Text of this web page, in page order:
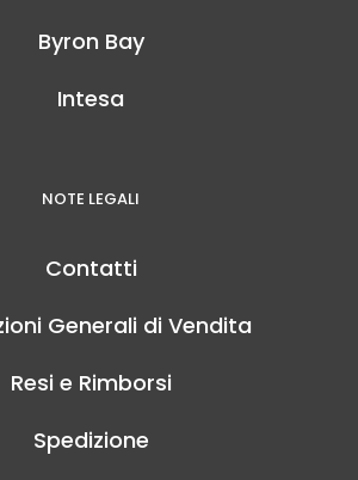
Byron Bay
Intesa
NOTE LEGALI
Contatti
Generali di Vendita
Resi e Rimborsi
Spedizione